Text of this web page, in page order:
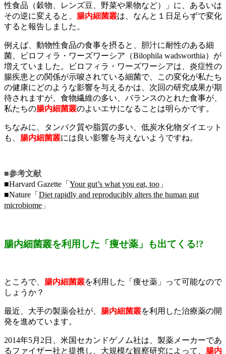
性食品（穀物、レンズ豆、野菜や果物など）」に、あるいは
その逆に変えると、 腸内細菌叢は、なんと１日足らずで変化
すると報告しました。
例えば、動物性食品の食事を摂ると、胆汁に耐性のある細
菌、ビロフィラ・ワーズワーシア（Bilophila wadsworthia）が
増えていました。ビロフィラ・ワーズワーシアは、炎症性の
腸疾患との関係が示唆されている細菌で、この変化が私たち
の健康にどのような影響を与えるかは、次回の研究成果が期
待されますが、食物繊維の多い、バランスのとれた食事が、
私たちの腸内細菌叢のよいエサになることは明らかです。
ちなみに、タンパク質や脂質の多い、低炭水化物ダイエット
も、 腸内細菌叢には良い影響を与えないようですね。
■参考文献
■Harvard Gazette「 Your gut’s what you eat, too 」
■Nature「 Diet rapidly and reproducibly alters the human gut
microbiome 」
腸内細菌叢を利用した「痩せ薬」も出てくる!?
ところで、 腸内細菌叢を利用した「痩せ薬」って可能なので
しょうか？
最近、大手の製薬会社が、 腸内細菌叢を利用した治療薬の開
発を進めています。
2014年5月2日、米国セカンドゲノム社は、製薬メーカーであ
るファイザー社と提携し、大規模な観察研究によって、 腸内